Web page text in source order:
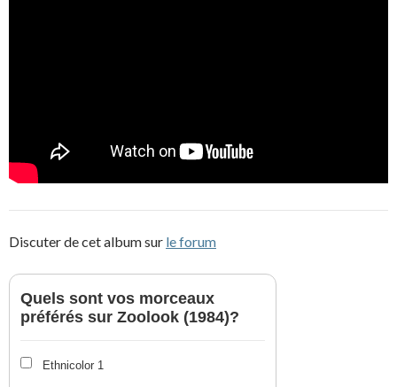
Discuter de cet album sur le forum
Quels sont vos morceaux
préférés sur Zoolook (1984)?
Ethnicolor 1